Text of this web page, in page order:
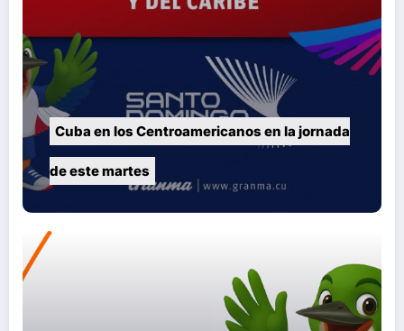
Cuba en los Centroamericanos en la jornada
de este martes